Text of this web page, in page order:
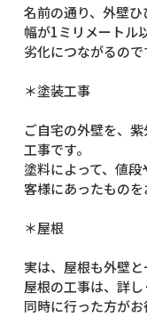
名前の通り、外壁ひ
幅が1ミリメートル
劣化につながるので
＊塗装工事
ご自宅の外壁を、
工事です。
塗料によって、値
客様にあったものを
＊屋根
実は、屋根も外壁と
屋根の工事は、詳
同時に行った方がお